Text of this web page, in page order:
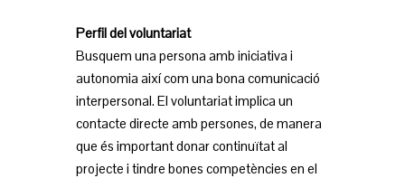
Perfil del voluntariat
Busquem una persona amb iniciativa i
autonomia així com una bona comunicació
interpersonal. El voluntariat implica un
contacte directe amb persones, de manera
que és important donar continuïtat al
projecte i tindre bones competències en el